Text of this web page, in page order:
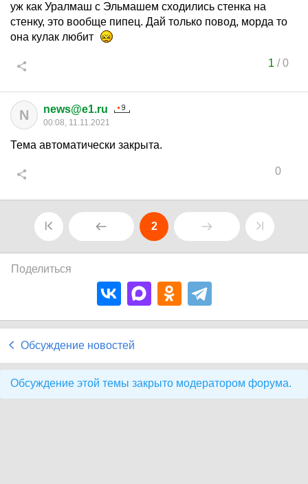
уж как Уралмаш с Эльмашем сходились стенка на
стенку, это вообще пипец. Дай только повод, морда то
она кулак любит
1 /0
N news@e1.ru
00:08, 11.11.2021
Тема автоматически закрыта.
0
2
Поделиться
Обсуждение новостей
Обсуждение этой темы закрыто модератором форума.